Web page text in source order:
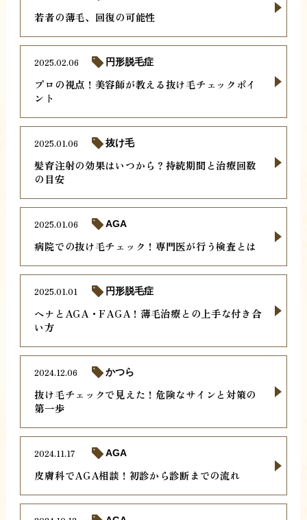
若者の薄毛、回復の可能性
プロの視点！美容師が教える抜け毛チェックポイ
ント
2025.02.06 円形脱毛症
髪育注射の効果はいつから？持続期間と治療回数
の目安
2025.01.06 抜け毛
病院での抜け毛チェック！専門医が行う検査とは
2025.01.06 AGA
ヘナとAGA・FAGA！薄毛治療との上手な付き合
い方
2025.01.01 円形脱毛症
抜け毛チェックで見えた！危険なサインと対策の
第一歩
2024.12.06 かつら
皮膚科でAGA相談！初診から診断までの流れ
2024.11.17 AGA